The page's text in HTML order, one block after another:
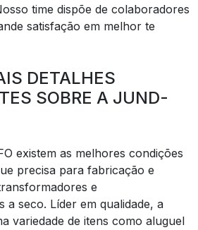
time dispõe de colaboradores
satisfação em melhor te
DETALHES
SOBRE A JUND-
existem as melhores condições
precisa para fabricação e
e
a seco. Líder em qualidade, a
variedade de itens como aluguel